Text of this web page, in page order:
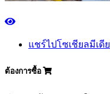
แชร์ไปโซเชียลมีเดีย
ต้องการซื้อ